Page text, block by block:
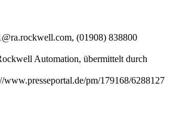
(01908) 838800
Automation, übermittelt durch
pm/179168/6288127